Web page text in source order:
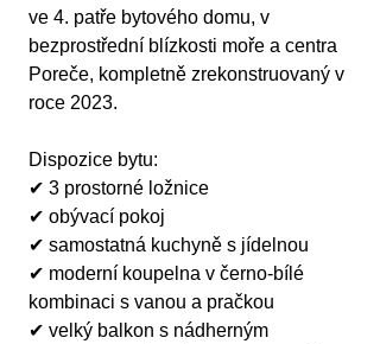
ve 4. patře bytového domu, v
bezprostřední blízkosti moře a centra
Poreče, kompletně zrekonstruovaný v
roce 2023.
Dispozice bytu:
✔ 3 prostorné ložnice
✔ obývací pokoj
✔ samostatná kuchyně s jídelnou
✔ moderní koupelna v černo-bílé
kombinaci s vanou a pračkou
✔ velký balkon s nádherným